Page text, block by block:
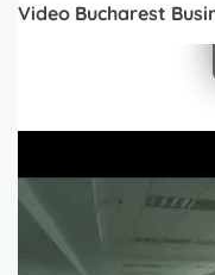
Video Bucharest